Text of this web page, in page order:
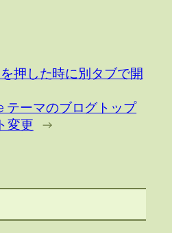
押した時に別タブで開
テーマのブログトップ
変更 →